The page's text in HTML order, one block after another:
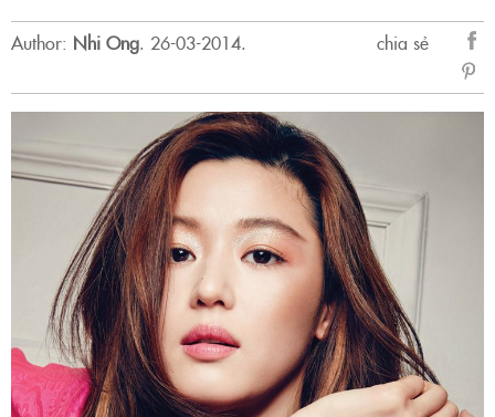
Author: Nhi Ong. 26-03-2014.
chia sẻ
sẻ